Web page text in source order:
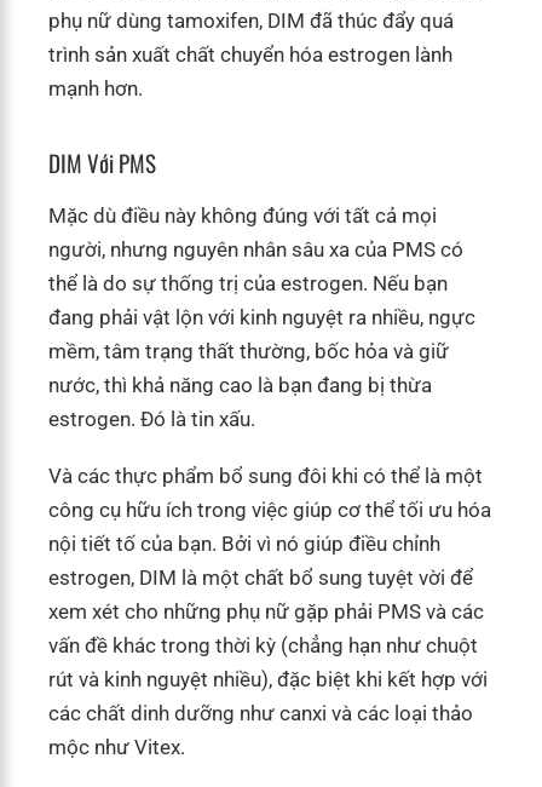
phụ nữ dùng tamoxifen, DIM đã thúc đẩy quá
trình sản xuất chất chuyển hóa estrogen lành
mạnh hơn.
DIM Với PMS
Mặc dù điều này không đúng với tất cả mọi
người, nhưng nguyên nhân sâu xa của PMS có
thể là do sự thống trị của estrogen. Nếu bạn
đang phải vật lộn với kinh nguyệt ra nhiều, ngực
mềm, tâm trạng thất thường, bốc hỏa và giữ
nước, thì khả năng cao là bạn đang bị thừa
estrogen. Đó là tin xấu.
Và các thực phẩm bổ sung đôi khi có thể là một
công cụ hữu ích trong việc giúp cơ thể tối ưu hóa
nội tiết tố của bạn. Bởi vì nó giúp điều chỉnh
estrogen, DIM là một chất bổ sung tuyệt vời để
xem xét cho những phụ nữ gặp phải PMS và các
vấn đề khác trong thời kỳ (chẳng hạn như chuột
rút và kinh nguyệt nhiều), đặc biệt khi kết hợp với
các chất dinh dưỡng như canxi và các loại thảo
mộc như Vitex.